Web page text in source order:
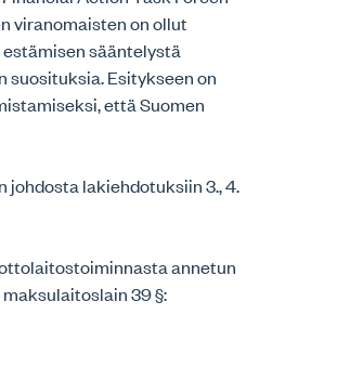
viranomaisten on ollut
sääntelystä
suosituksia. Esitykseen on
että Suomen
lakiehdotuksiin 3., 4.
annetun
39 §: